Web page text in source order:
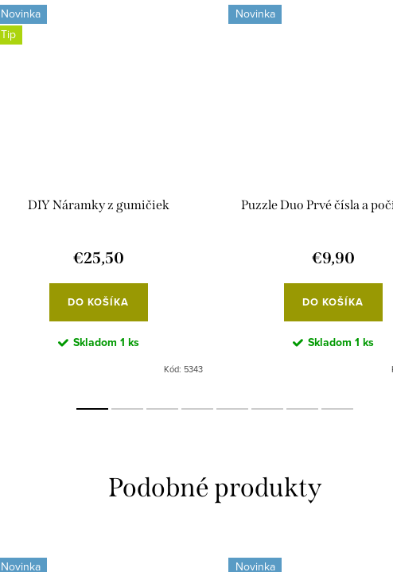
Novinka
Tip
DIY Náramky z gumičiek
€25,50
DO KOŠÍKA
Skladom 1 ks
Kód: 5343
Novinka
Puzzle Duo Prvé čísla a
€9,90
DO KOŠÍKA
Skladom 1 ks
Novinka Novinka